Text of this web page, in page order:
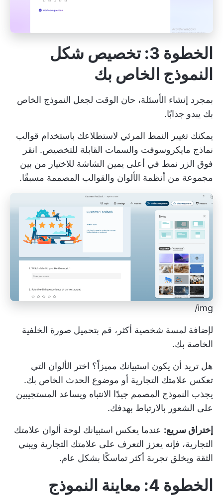
الخطوة 3: تخصيص شكل
النموذج الخاص بك
بمجرد إنشاء الأسئلة، حان الوقت لجعل النموذج الخاص
بك يبدو جذابًا.
يمكنك تغيير النمط المرئي لاستطلاعك باستخدام قوالب
نماذج مايكروسوفت والسمات القابلة للتخصيص. انقر
فوق الزر نمط في أعلى يمين الشاشة للاختيار من بين
مجموعة من أنظمة الألوان والقوالب المصممة مسبقًا.
img/
لإضافة لمسة شخصية أكثر، قم بتحميل صورة الخلفية
الخاصة بك.
هل تريد أن يكون استبيانك مميزاً؟ اختر الألوان التي
تعكس علامتك التجارية أو موضوع الحدث الخاص بك.
يجذب النموذج المصمم جيدًا الانتباه ويساعد المستجيبين
على الشعور بالارتباط بهدفك.
إختراق سريع: عندما يعكس استبيانك لوحة ألوان علامتك
التجارية، فإنه يعزز التعرف على علامتك التجارية ويبني
الثقة ويخلق تجربة أكثر تماسكًا بشكل عام.
الخطوة 4: معاينة النموذج